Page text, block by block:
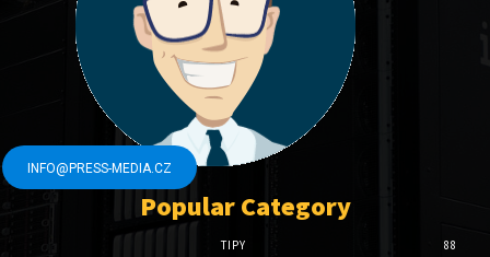
INFO@PRESS-MEDIA.CZ
Popular Category
TIPY 88